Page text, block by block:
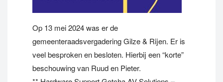
Op 13 mei 2024 was er de
gemeenteraadsvergadering Gilze & Rijen. Er is
veel besproken en besloten. Hierbij een “korte”
beschouwing van Ruud en Pieter.